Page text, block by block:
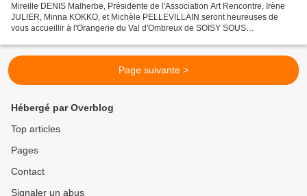
Mireille DENIS Malherbe, Présidente de l'Association Art Rencontre, Irène
JULIER, Minna KOKKO, et Michèle PELLEVILLAIN seront heureuses de
vous accueillir à l'Orangerie du Val d'Ombreux de SOISY SOUS
Page suivante >
Hébergé par Overblog
Top articles
Pages
Contact
Signaler un abus